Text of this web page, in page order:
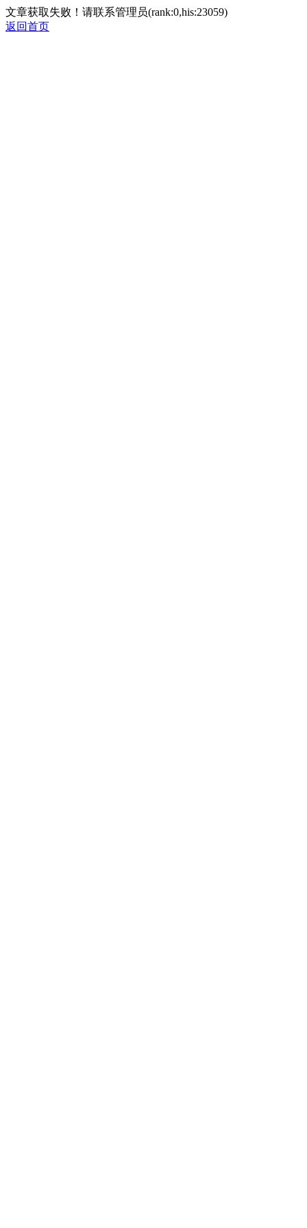
文章获取失败！请联系管理员(rank:0,his:23059)
返回首页